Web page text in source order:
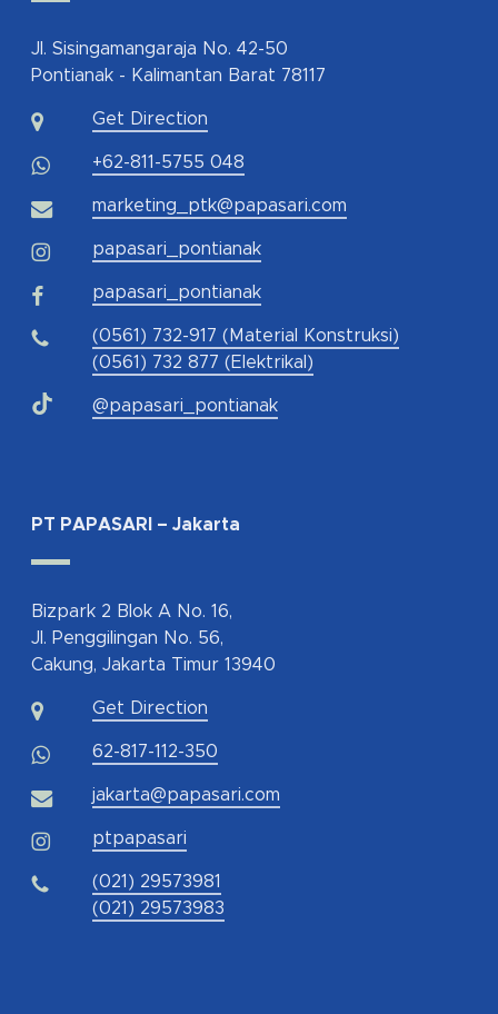
Jl. Sisingamangaraja No. 42-50
Pontianak - Kalimantan Barat 78117
Get Direction
+62-811-5755 048
marketing_ptk@papasari.com
papasari_pontianak
papasari_pontianak
(0561) 732-917 (Material Konstruksi)
(0561) 732 877 (Elektrikal)
@papasari_pontianak
PT PAPASARI – Jakarta
Bizpark 2 Blok A No. 16,
Jl. Penggilingan No. 56,
Cakung, Jakarta Timur 13940
Get Direction
62-817-112-350
jakarta@papasari.com
ptpapasari
(021) 29573981
(021) 29573983